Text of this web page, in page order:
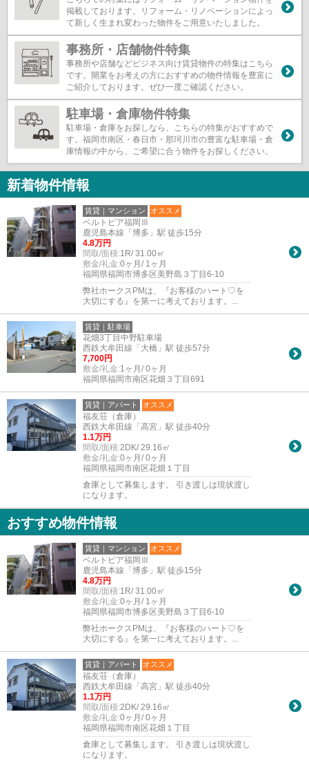
掲載しております。リフォーム・リノベーションによっ
て新しく生まれ変わった物件をご用意いたしました。
事務所・店舗物件特集
事務所や店舗などビジネス向け賃貸物件の特集はこちら
です。開業をお考えの方におすすめの物件情報を豊富に
ご紹介しております。ぜひ一度ご確認ください。
駐車場・倉庫物件特集
駐車場・倉庫をお探しなら、こちらの特集がおすすめで
す。福岡市南区・春日市・那珂川市の豊富な駐車場・倉
庫情報の中から、ご希望に合う物件をお探しください。
新着物件情報
賃貸｜マンション オススメ
ベルトピア福岡Ⅲ
鹿児島本線「博多」駅 徒歩15分
4.8万円
間取/面積:1R/ 31.00㎡
敷金/礼金:0ヶ月/ 1ヶ月
福岡県福岡市博多区美野島３丁目6-10
弊社ホークスPMは、『お客様のハート♡を
大切にする』を第一に考えております。...
賃貸｜駐車場
花畑3丁目中野駐車場
西鉄大牟田線「大橋」駅 徒歩57分
7,700円
敷金/礼金:1ヶ月/ 0ヶ月
福岡県福岡市南区花畑３丁目691
賃貸｜アパート オススメ
福友荘（倉庫）
西鉄大牟田線「高宮」駅 徒歩40分
1.1万円
間取/面積:2DK/ 29.16㎡
敷金/礼金:0ヶ月/ 0ヶ月
福岡県福岡市南区花畑１丁目
倉庫として募集します。 引き渡しは現状渡し
になります。
おすすめ物件情報
賃貸｜マンション オススメ
ベルトピア福岡Ⅲ
鹿児島本線「博多」駅 徒歩15分
4.8万円
間取/面積:1R/ 31.00㎡
敷金/礼金:0ヶ月/ 1ヶ月
福岡県福岡市博多区美野島３丁目6-10
弊社ホークスPMは、『お客様のハート♡を
大切にする』を第一に考えております。...
賃貸｜アパート オススメ
福友荘（倉庫）
西鉄大牟田線「高宮」駅 徒歩40分
1.1万円
間取/面積:2DK/ 29.16㎡
敷金/礼金:0ヶ月/ 0ヶ月
福岡県福岡市南区花畑１丁目
倉庫として募集します。 引き渡しは現状渡し
になります。